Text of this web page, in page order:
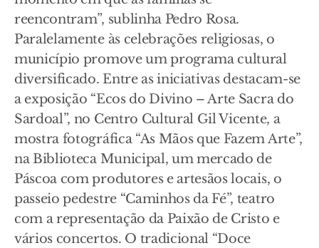
reencontram”, sublinha Pedro Rosa.
Paralelamente às celebrações religiosas, o
município promove um programa cultural
diversificado. Entre as iniciativas destacam-se
a exposição “Ecos do Divino – Arte Sacra do
Sardoal”, no Centro Cultural Gil Vicente, a
mostra fotográfica “As Mãos que Fazem Arte”,
na Biblioteca Municipal, um mercado de
Páscoa com produtores e artesãos locais, o
passeio pedestre “Caminhos da Fé”, teatro
com a representação da Paixão de Cristo e
vários concertos. O tradicional “Doce